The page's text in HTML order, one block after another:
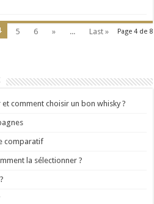
Page 4 de 8
5 6 » ... Last »
comment choisir un bon whisky ?
comparatif
la sélectionner ?